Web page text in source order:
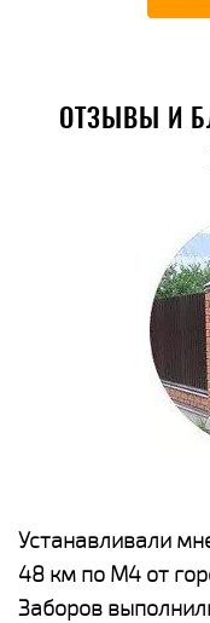
ОТЗЫВЫ И
Устанавливали
48 км по М4 от
Заборов